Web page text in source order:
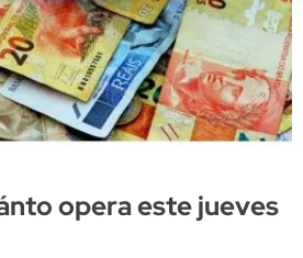
opera este jueves